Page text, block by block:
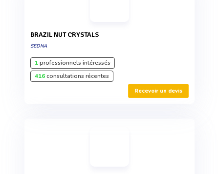
BRAZIL NUT CRYSTALS
SEDNA
1professionnels intéressés
416consultations récentes
Recevoir un devis